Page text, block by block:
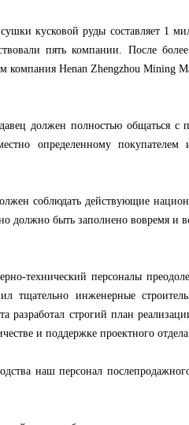
кусковой руды составляет 1
пять компании. После
компания Henan Zhengzhou Mining
должен полностью общаться с
определенному
соблюдать действующие
должно быть заполнено вовремя и
технический персоналы
тщательно инженерные
разработал строгий план
и поддержке проектного
наш персонал